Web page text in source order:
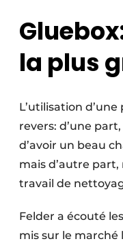
la plus
L’utilisation
revers: d’une
d’avoir un beau
mais d’autre part,
travail de
Felder a écouté
mis sur le